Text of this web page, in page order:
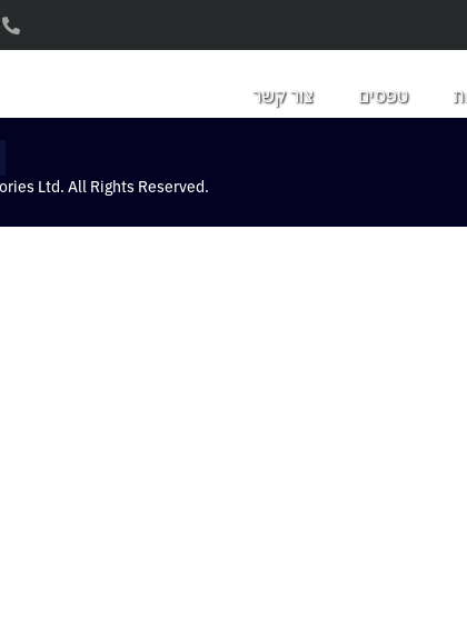
טפסים צור קשר
Ltd. All Rights Reserved.